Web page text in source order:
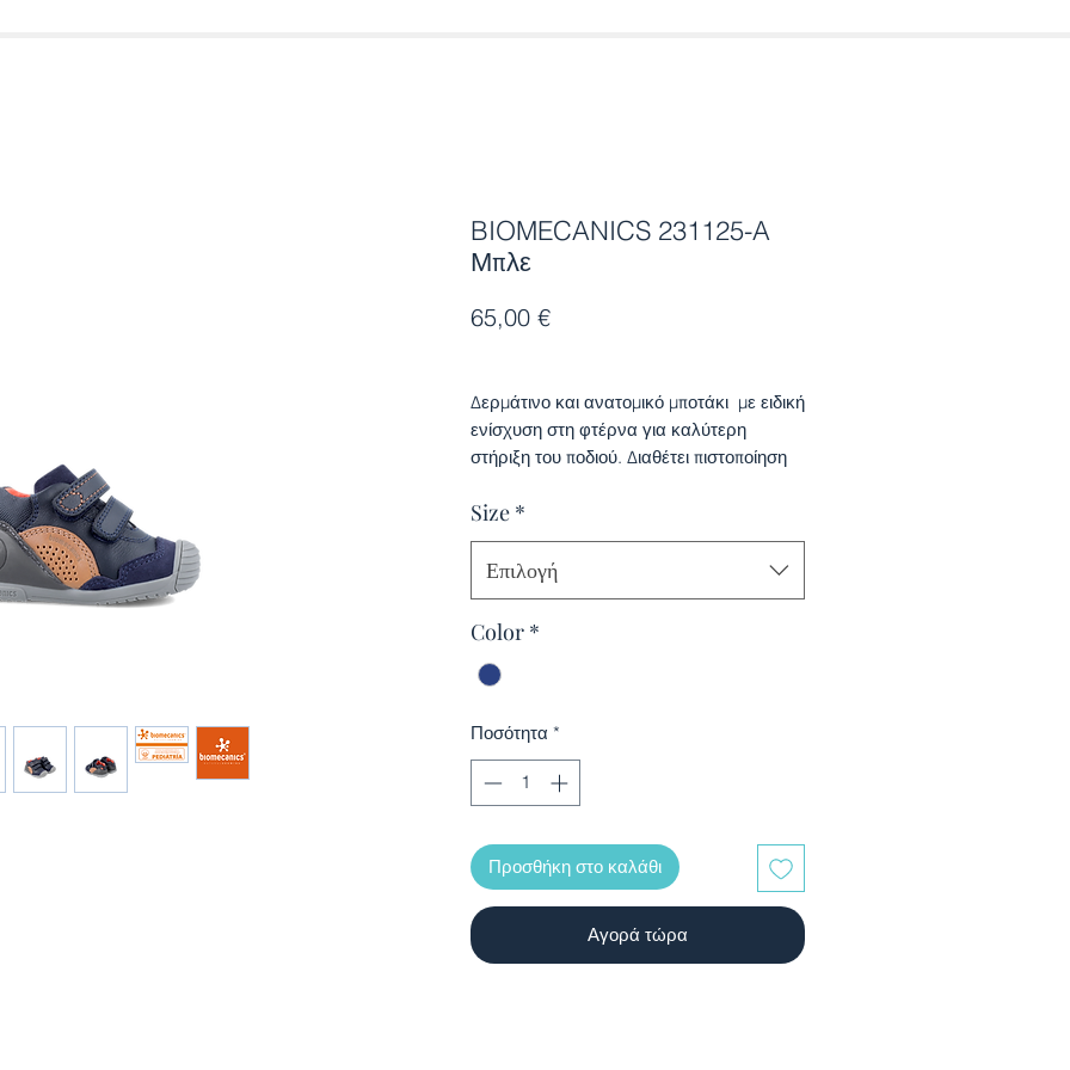
BIOMECANICS 231125-A
Μπλε
65,00 €Τιμή
Δερμάτινο και ανατομικό μποτάκι με ειδική
ενίσχυση στη φτέρνα για καλύτερη
στήριξη του ποδιού. Διαθέτει πιστοποίηση
Παιδιάτρων. Ιδανικό για τα πρώτα βήματα
Size *
Επιλογή
Color *
Ποσότητα *
Προσθήκη στο καλάθι
Αγορά τώρα